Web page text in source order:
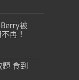
被
再！
食到